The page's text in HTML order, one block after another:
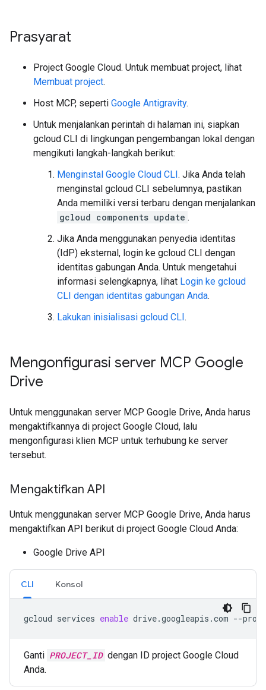
Prasyarat
Project Google Cloud. Untuk membuat project, lihat
Membuat project.
Host MCP, seperti Google Antigravity.
Untuk menjalankan perintah di halaman ini, siapkan
gcloud CLI di lingkungan pengembangan lokal dengan
mengikuti langkah-langkah berikut:
Menginstal Google Cloud CLI. Jika Anda telah
menginstal gcloud CLI sebelumnya, pastikan
Anda memiliki versi terbaru dengan menjalankan
gcloud components update .
Jika Anda menggunakan penyedia identitas
(IdP) eksternal, login ke gcloud CLI dengan
identitas gabungan Anda. Untuk mengetahui
informasi selengkapnya, lihat Login ke gcloud
CLI dengan identitas gabungan Anda.
Lakukan inisialisasi gcloud CLI.
Mengonfigurasi server MCP Google
Drive
Untuk menggunakan server MCP Google Drive, Anda harus
mengaktifkannya di project Google Cloud, lalu
mengonfigurasi klien MCP untuk terhubung ke server
tersebut.
Mengaktifkan API
Untuk menggunakan server MCP Google Drive, Anda harus
mengaktifkan API berikut di project Google Cloud Anda:
Google Drive API
CLI Konsol
gcloud services enable drive.googleapis.com --
Ganti PROJECT_ID dengan ID project Google Cloud
Anda.